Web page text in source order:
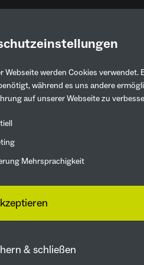
Webseite werden Cookies verwendet.
während es uns andere
auf unserer Webseite zu
Mehrsprachigkeit
& schließen
viele Anregungen